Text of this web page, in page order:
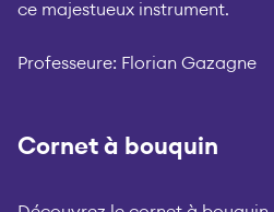
ce majestueux instrument.
Professeure: Florian Gazagne
Cornet à bouquin